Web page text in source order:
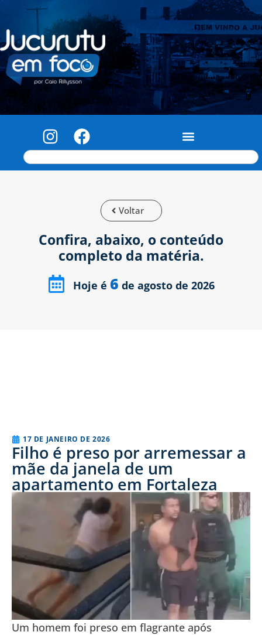
Voltar
Confira, abaixo, o conteúdo
completo da matéria.
Hoje é 6 de agosto de 2026
17 DE JANEIRO DE 2026
Filho é preso por arremessar a
mãe da janela de um
apartamento em Fortaleza
Um homem foi preso em flagrante após